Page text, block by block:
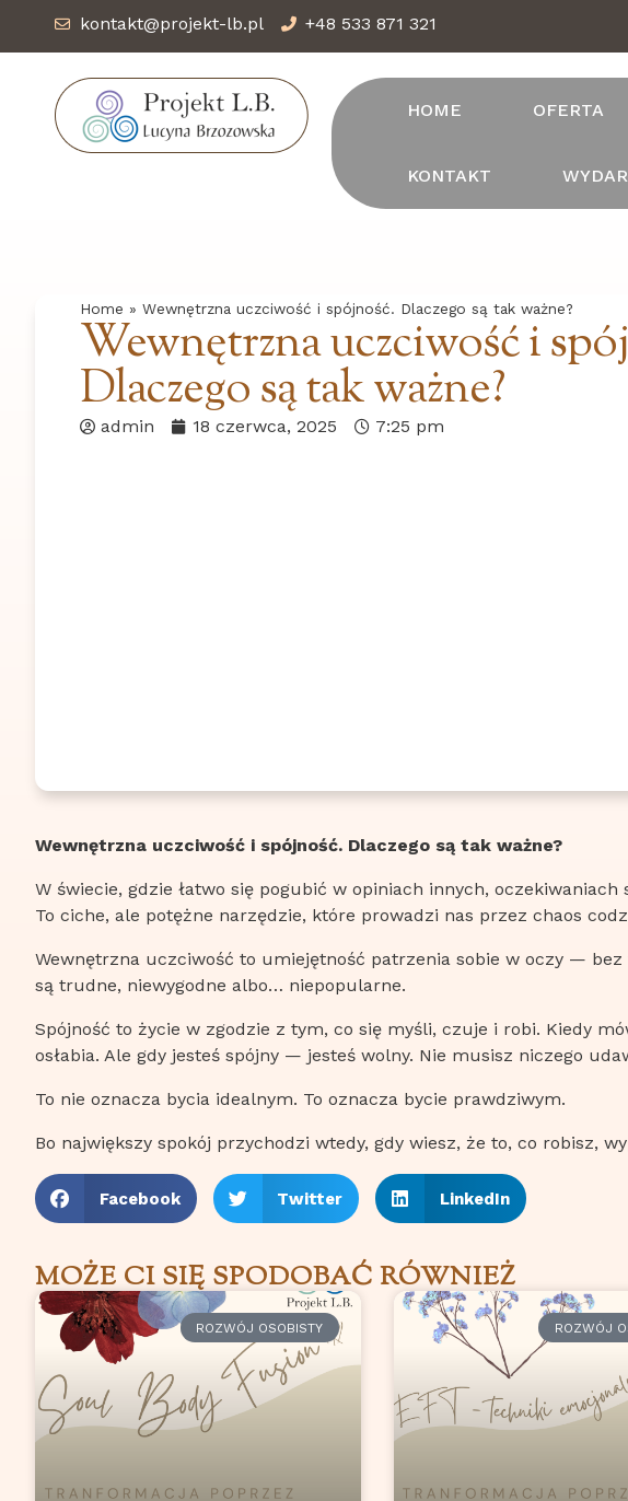
kontakt@projekt-lb.pl +48 533 871 321
HOME OFERTA
KONTAKT
Home » Wewnętrzna uczciwość i spójność. Dlaczego są tak ważne?
Wewnętrzna uczciwość i
Dlaczego są tak ważne?
admin 18 czerwca, 2025 7:25 pm
Wewnętrzna uczciwość i spójność. Dlaczego są tak ważne?
W świecie, gdzie łatwo się pogubić w opiniach innych,
To ciche, ale potężne narzędzie, które prowadzi nas przez chaos
Wewnętrzna uczciwość to umiejętność patrzenia sobie w oczy —
są trudne, niewygodne albo… niepopularne.
Spójność to życie w zgodzie z tym, co się myśli, czuje i robi. Kiedy
osłabia. Ale gdy jesteś spójny — jesteś wolny. Nie musisz niczego
To nie oznacza bycia idealnym. To oznacza bycie prawdziwym.
Bo największy spokój przychodzi wtedy, gdy wiesz, że to, co robisz,
Facebook Twitter LinkedIn
MOŻE CI SIĘ SPODOBAĆ RÓWNIEŻ
ROZWÓJ OSOBISTY ROZWÓJ